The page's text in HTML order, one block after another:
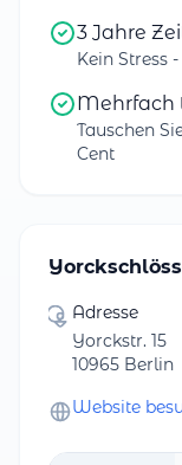
3 Jahre
Kein Stress
Mehrfach
Tauschen
Cent
Adresse
Yorckstr. 15
10965 Berlin
Website